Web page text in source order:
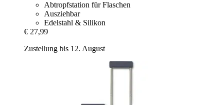
Abtropfstation für Flaschen
Ausziehbar
Edelstahl & Silikon
€ 27,99
Zustellung bis 12. August